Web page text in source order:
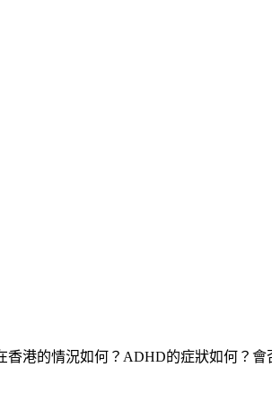
港的情況如何？ADHD的症狀如何？會